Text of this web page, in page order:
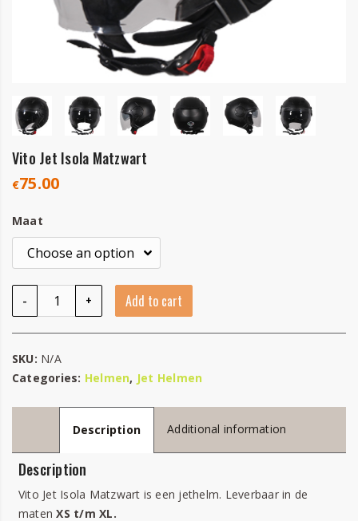
Vito Jet Isola Matzwart
€75.00
Maat
-
Vito Jet Isola Matzwart quantity
+ Add to cart
SKU: N/A
Categories: Helmen, Jet Helmen
Description Additional information
Description
Vito Jet Isola Matzwart is een jethelm. Leverbaar in de
matenXS t/m XL.